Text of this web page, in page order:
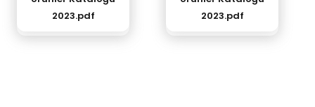
2023.pdf
2023.pdf